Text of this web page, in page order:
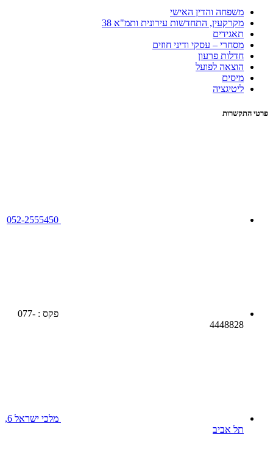
משפחה והדין האישי
מקרקעין, התחדשות עירונית ותמ"א 38
תאגידים
מסחרי – עסקי ודיני חוזים
חדלות פרעון
הוצאה לפועל
מיסים
ליטיגציה
פרטי התקשרות
052-2555450
פקס : 077-
4448828
מלכי ישראל 6,
תל אביב